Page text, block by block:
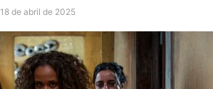
18 de abril de 2025